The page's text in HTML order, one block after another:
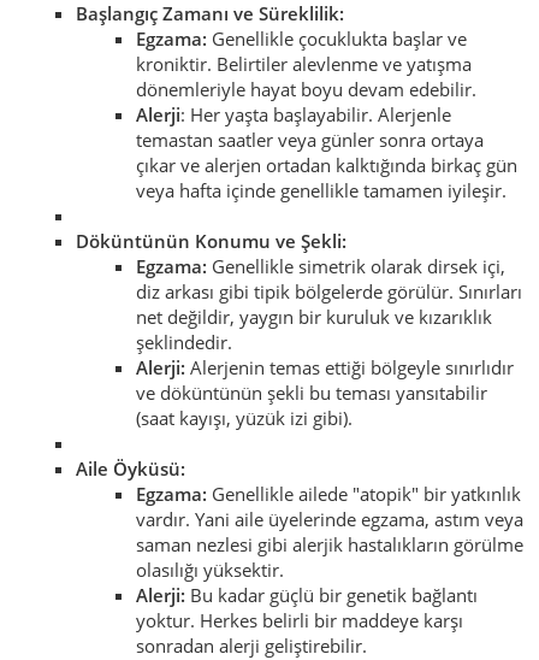
Başlangıç Zamanı ve Süreklilik:
Egzama: Genellikle çocuklukta başlar ve
kroniktir. Belirtiler alevlenme ve yatışma
dönemleriyle hayat boyu devam edebilir.
Alerji: Her yaşta başlayabilir. Alerjenle
temastan saatler veya günler sonra ortaya
çıkar ve alerjen ortadan kalktığında birkaç gün
veya hafta içinde genellikle tamamen iyileşir.
Döküntünün Konumu ve Şekli:
Egzama: Genellikle simetrik olarak dirsek içi,
diz arkası gibi tipik bölgelerde görülür. Sınırları
net değildir, yaygın bir kuruluk ve kızarıklık
şeklindedir.
Alerji: Alerjenin temas ettiği bölgeyle sınırlıdır
ve döküntünün şekli bu teması yansıtabilir
(saat kayışı, yüzük izi gibi).
Aile Öyküsü:
Egzama: Genellikle ailede "atopik" bir yatkınlık
vardır. Yani aile üyelerinde egzama, astım veya
saman nezlesi gibi alerjik hastalıkların görülme
olasılığı yüksektir.
Alerji: Bu kadar güçlü bir genetik bağlantı
yoktur. Herkes belirli bir maddeye karşı
sonradan alerji geliştirebilir.